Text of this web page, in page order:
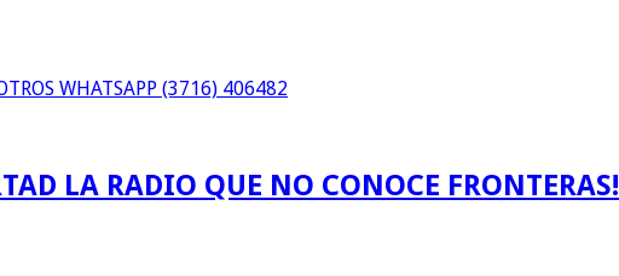
WHATSAPP (3716) 406482
LA RADIO QUE NO CONOCE FRONTERAS!